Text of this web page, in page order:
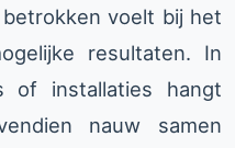
voelt bij het
resultaten. In
of installaties hangt
nauw samen